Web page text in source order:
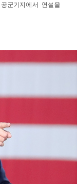
군기지에서 연설을